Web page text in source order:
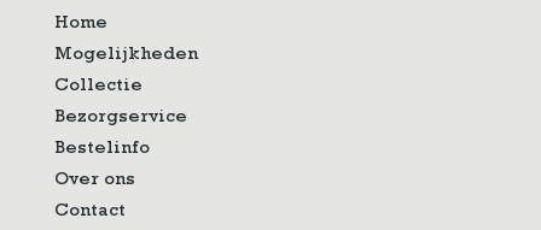
Home
Mogelijkheden
Collectie
Bezorgservice
Bestelinfo
Over ons
Contact